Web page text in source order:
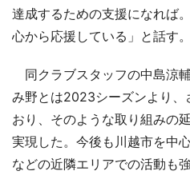
達成するための支援になれば
心から応援している」と話す。
同クラブスタッフの中島涼
み野とは2023シーズンより、
おり、そのような取り組みの
実現した。今後も川越市を中
などの近隣エリアでの活動も